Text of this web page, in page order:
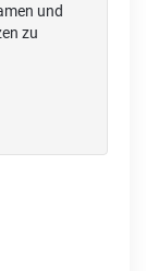
und
zu